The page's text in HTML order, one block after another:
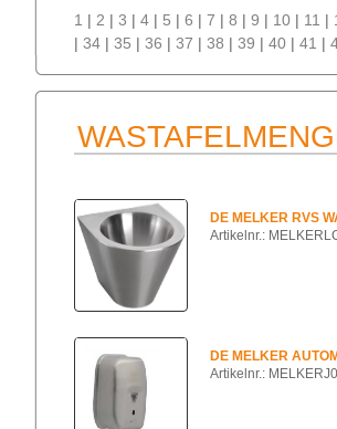
1 | 2 | 3 | 4 | 5 | 6 | 7 | 8 | 9 | 10 | 11 |
| 34 | 35 | 36 | 37 | 38 | 39 | 40 | 41 |
DE MELKER RVS
Artikelnr.:
DE MELKER
Artikelnr.: